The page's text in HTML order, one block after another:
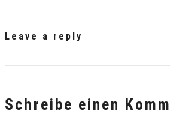
Leave a reply
Schreibe einen